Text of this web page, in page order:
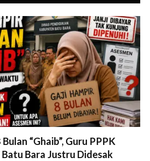
“Ghaib”, Guru PPPK
Bara Justru Didesak